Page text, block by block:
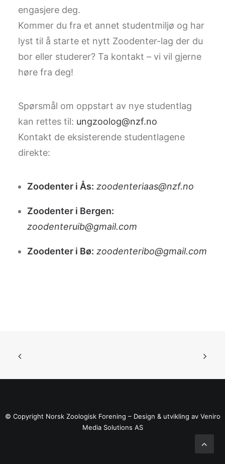
engasjere deg.
Kommer du fra et annet studentmiljø og har
lyst til å starte et nytt Zoodenter-lag der du
bor eller studerer? Ta kontakt – vi vil gjerne
høre fra deg!
Spørsmål om oppstart av nye studentlag
kan rettes til: ungzoolog@nzf.no
Kontakt de eksisterende studentlagene
direkte:
Zoodenter i Ås: zoodenteriaas@nzf.no
Zoodenter i Bergen:
zoodenteruib@gmail.com
Zoodenter i Bø: zoodenteribo@gmail.com
© Copyright Norsk Zoologisk Forening – Design & utvikling av Veniro
Media Solutions AS